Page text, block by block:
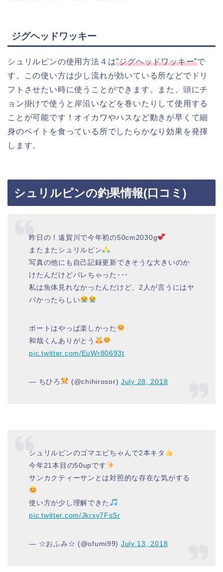
ジグヘッドワッキー
シュリルピンの使用方法４は”ジグヘッドワッキー”で
す。この使い方は少し流れが効いている所などでドリ
フトさせたい時に使うことができます。また、頭にチ
ョン掛けで使うと岸沿いなどを巻いたりして使用する
ことが可能です！オイカワやハスなど動きが早くて細
身のベイトを食っている所でしたらかなり効果を発揮
します。
シュリルピンの釣果情報(口コミ)
昨日の！遠賀川で今年初の50cm2030g
またまたシュリルピン
写真の他にも自己記録更新できそうな大きいのか
けたんだけどバレちゃった･･･
私は魚体見れなかったんだけど、2人が言うにはヤ
バかったらしい
ボートはやっぱ楽しかった
和哉くんありがとう
pic.twitter.com/EuWr80693t
— ちひろ (@chihirosor) July 28, 2018
シュリルピンのゴマエビちゃんで2本キタ
今年21本目の50upです
サンカクティーサンとは対照的な存在な気がする
使い方が少し理解できた
pic.twitter.com/Jkrxv7FsSr
— ☆おふみ☆ (@ofumi99) July 13, 2018